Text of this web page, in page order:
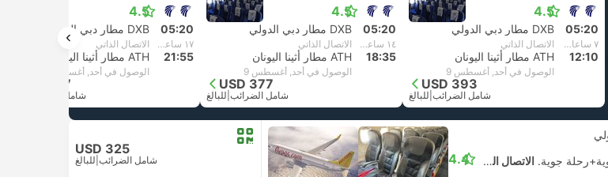
4.5
05:20 DXB مطار دبي الدولي
٧ ساعات و‫50 دقائق الاتصال الذاتي
12:10 ATH مطار أثينا اليونان
الوصول في أحد, أغسطس 9
USD 393
شامل الضرائب للبالغ
4.5
05:20 DXB مطار دبي الدولي
١٤ ساعة و‫15 دقائق الاتصال الذاتي
18:35 ATH مطار أثينا اليونان
الوصول في أحد, أغسطس 9
USD 377
شامل الضرائب للبالغ
4.5
05:20 DXB مطار دبي الدولي
١٧ ساعة و‫35 دقائق الاتصال الذاتي
21:55 ATH مطار أثينا اليونان
الوصول في أحد, أغسطس 9
USD 377
شامل الضرائب
الاتصال الذاتي 4.4
USD 325
شامل الضرائب للبالغ